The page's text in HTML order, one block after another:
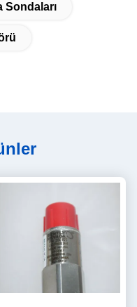
Sondaları